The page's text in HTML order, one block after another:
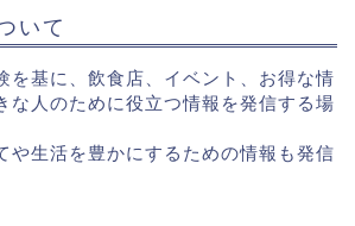
いて
を基に、飲食店、イベント、お得な情
な人のために役立つ情報を発信する場
や生活を豊かにするための情報も発信